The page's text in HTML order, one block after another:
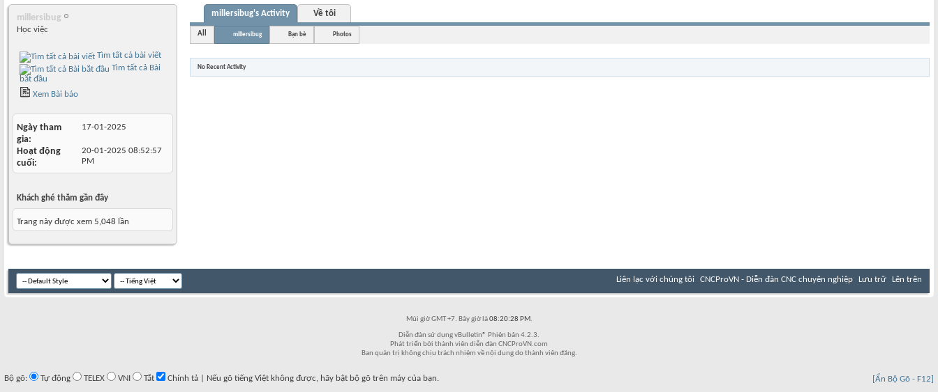
millersibug
Học việc
Tìm tất cả bài viết
Tìm tất cả Bài
bắt đầu
Xem Bài báo
Ngày tham
gia
17-01-2025
Hoạt động
cuối
20-01-2025 08:52:57
PM
Khách ghé thăm gần đây
Trang này được xem 5,048 lần
millersibug's Activity Về tôi
All millersibug Bạn bè Photos
No Recent Activity
Liên lạc với chúng tôi CNCProVN - Diễn đàn CNC chuyên nghiệp Lưu trữ Lên trên
Múi giờ GMT +7. Bây giờ là08:20:28 PM.
Diễn đàn sử dụng vBulletin® Phiên bản 4.2.3.
Phát triển bởi thành viên diễn đàn CNCProVN.com
Ban quản trị không chịu trách nhiệm về nội dung do thành viên đăng.
Bộ gõ: Tự động TELEX VNI Tắt [Ẩn Bộ Gõ - F12]
Chính tả | Nếu gõ tiếng Việt không được, hãy bật bộ gõ trên máy của bạn.